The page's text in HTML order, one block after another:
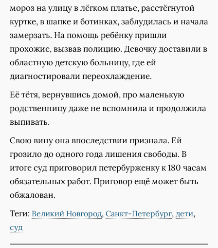
мороз на улицу в лёгком платье, расстёгнутой
куртке, в шапке и ботинках, заблудилась и начала
замерзать. На помощь ребёнку пришли
прохожие, вызвав полицию. Девочку доставили в
областную детскую больницу, где ей
диагностировали переохлаждение.
Её тётя, вернувшись домой, про маленькую
родственницу даже не вспомнила и продолжила
выпивать.
Свою вину она впоследствии признала. Ей
грозило до одного года лишения свободы. В
итоге суд приговорил петербурженку к 180 часам
обязательных работ. Приговор ещё может быть
обжалован.
Теги: Великий Новгород, Санкт-Петербург, дети,
суд